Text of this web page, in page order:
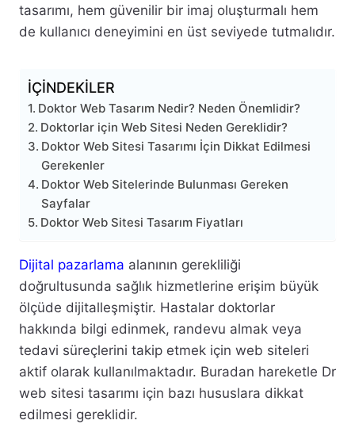
tasarımı, hem güvenilir bir imaj oluşturmalı hem
de kullanıcı deneyimini en üst seviyede tutmalıdır.
İÇİNDEKİLER
Doktor Web Tasarım Nedir? Neden Önemlidir?
Doktorlar için Web Sitesi Neden Gereklidir?
Doktor Web Sitesi Tasarımı İçin Dikkat Edilmesi
Gerekenler
Doktor Web Sitelerinde Bulunması Gereken
Sayfalar
Doktor Web Sitesi Tasarım Fiyatları
Dijital pazarlama alanının gerekliliği
doğrultusunda sağlık hizmetlerine erişim büyük
ölçüde dijitalleşmiştir. Hastalar doktorlar
hakkında bilgi edinmek, randevu almak veya
tedavi süreçlerini takip etmek için web siteleri
aktif olarak kullanılmaktadır. Buradan hareketle Dr
web sitesi tasarımı için bazı hususlara dikkat
edilmesi gereklidir.